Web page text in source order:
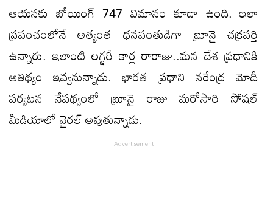
ఆయనకు బోయింగ్ 747 విమానం కూడా ఉంది. ఇలా
ప్రపంచంలోనే అత్యంత ధనవంతుడిగా బ్రూనై చక్రవర్తి
ఉన్నారు. ఇలాంటి లగ్జరీ కార్ల రారాజు..మన దేశ ప్రధానికి
ఆతిథ్యం ఇవ్వనున్నాడు. భారత ప్రధాని నరేంద్ర మోదీ
పర్యటన నేపథ్యంలో బ్రూనై రాజు మరోసారి సోషల్
మీడియాలో వైరల్ అవుతున్నాడు.